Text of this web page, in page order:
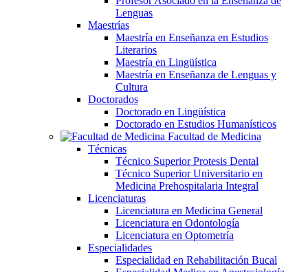
Lenguas
Maestrías
Maestría en Enseñanza en Estudios
Literarios
Maestría en Lingüística
Maestría en Enseñanza de Lenguas y
Cultura
Doctorados
Doctorado en Lingüística
Doctorado en Estudios Humanísticos
Facultad de Medicina
Técnicas
Técnico Superior Protesis Dental
Técnico Superior Universitario en
Medicina Prehospitalaria Integral
Licenciaturas
Licenciatura en Medicina General
Licenciatura en Odontología
Licenciatura en Optometría
Especialidades
Especialidad en Rehabilitación Bucal